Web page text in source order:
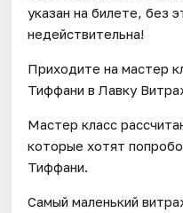
указан на билете, без
недействительна!
Приходите на мастер
Тиффани в Лавку
Мастер класс
которые хотят
Тиффани.
Самый маленький